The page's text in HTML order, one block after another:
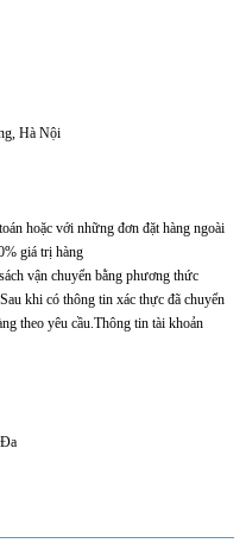
Hà Nội
hoặc với những đơn đặt hàng ngoài
giá trị hàng
vận chuyển bằng phương thức
khi có thông tin xác thực đã chuyển
theo yêu cầu.Thông tin tài khoản